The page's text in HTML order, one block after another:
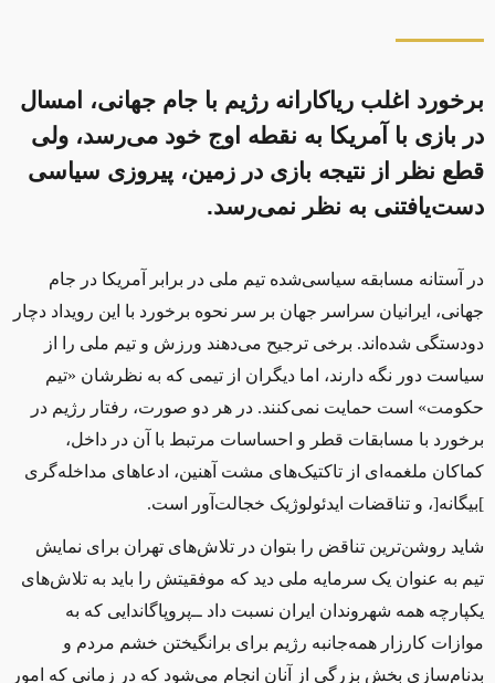
برخورد اغلب ریاکارانه رژیم با جام جهانی، امسال
در بازی با آمریکا به نقطه اوج خود می‌رسد، ولی
قطع ‌نظر از نتیجه بازی در زمین، پیروزی سیاسی
دست‌یافتنی به نظر نمی‌رسد.
در آستانه مسابقه سیاسی‌شده تیم ملی در برابر آمریکا در جام
جهانی، ایرانیان سراسر جهان بر سر نحوه برخورد با این رویداد دچار
دودستگی شده‌اند. برخی ترجیح می‌دهند ورزش و تیم ملی را از
سیاست دور نگه دارند، اما دیگران از تیمی که به نظرشان «تیم
حکومت» است حمایت نمی‌کنند. در هر دو صورت، رفتار رژیم در
برخورد با مسابقات قطر و احساسات مرتبط با آن در داخل،
کماکان ملغمه‌ای از تاکتیک‌های مشت آهنین، ادعاهای مداخله‌گری
]بیگانه[، و تناقضات ایدئولوژیک خجالت‌آور است.
شاید روشن‌ترین تناقض را بتوان در تلاش‌های تهران برای نمایش
تیم به عنوان یک سرمایه ملی دید که موفقیتش را باید به تلاش‌های
یکپارچه همه شهروندان ایران نسبت داد ‌ــ‌پروپاگاندایی که به
موازات کارزار همه‌جانبه رژیم برای برانگیختن خشم مردم و
بدنام‌سازی بخش بزرگی از آنان انجام می‌شود که در زمانی که امور